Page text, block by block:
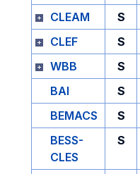
CLEAM
S
CLEF
S
WBB
S
BAI
S
BEMACS
S
BESS-
CLES
S